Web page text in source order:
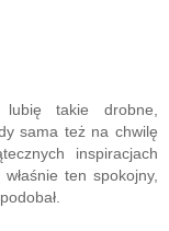
takie drobne,
sama też na chwilę
inspiracjach
ten spokojny,